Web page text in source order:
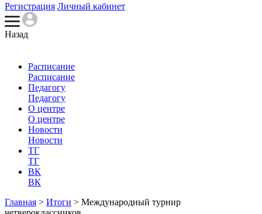
Регистрация Личный кабинет
Назад
Расписание
Расписание
Педагогу
Педагогу
О центре
О центре
Новости
Новости
ТГ
ТГ
ВК
ВК
Главная > Итоги > Международный турнир